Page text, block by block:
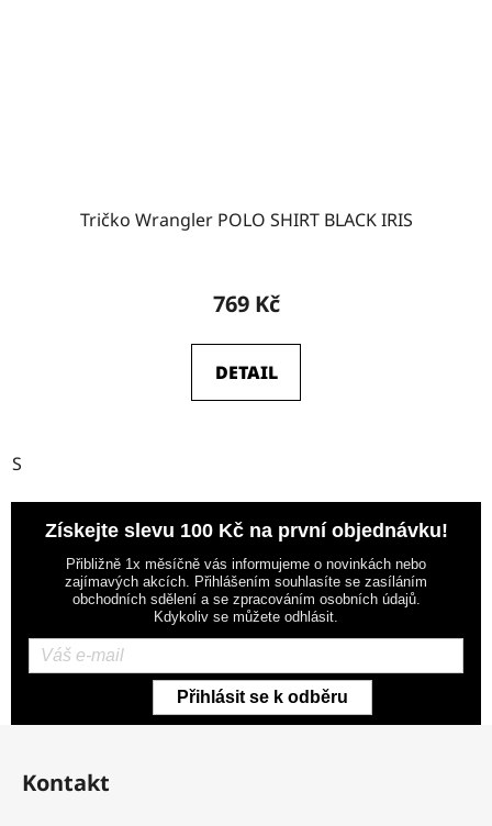
Tričko Wrangler POLO SHIRT BLACK IRIS
769 Kč
DETAIL
S
Získejte slevu 100 Kč na první objednávku!
Přibližně 1x měsíčně vás informujeme o novinkách nebo
zajímavých akcích. Přihlášením souhlasíte se zasíláním
obchodních sdělení a se zpracováním osobních údajů.
Kdykoliv se můžete odhlásit.
Přihlásit se k odběru
Z
Kontakt